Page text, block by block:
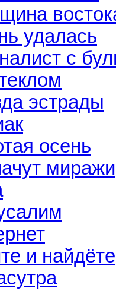
удалась
с
эстрады
осень
миражи
и найдёте